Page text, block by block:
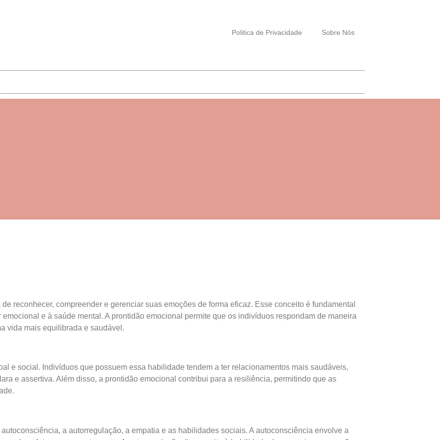
Politica de Privacidade Sobre Nós
reconhecer, compreender e gerenciar suas emoções de forma eficaz. Esse conceito é fundamental
e à saúde mental. A prontidão emocional permite que os indivíduos respondam de maneira
vida mais equilibrada e saudável.
e social. Indivíduos que possuem essa habilidade tendem a ter relacionamentos mais saudáveis,
e assertiva. Além disso, a prontidão emocional contribui para a resiliência, permitindo que as
a autorregulação, a empatia e as habilidades sociais. A autoconsciência envolve a